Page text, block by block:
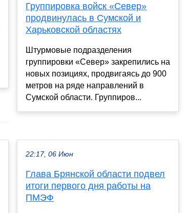
Группировка войск «Север»
продвинулась в Сумской и
Харьковской областях
Штурмовые подразделения
группировки «Север» закрепились на
новых позициях, продвигаясь до 900
метров на ряде направлений в
Сумской области. Группиров...
22:17, 06 Июн
Глава Брянской области подвел
итоги первого дня работы на
ПМЭФ